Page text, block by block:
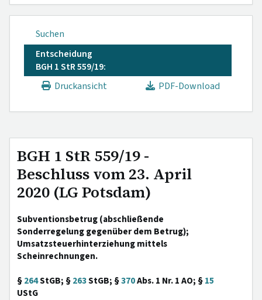
Suchen
Entscheidung
BGH 1 StR 559/19:
Druckansicht
PDF-Download
BGH 1 StR 559/19 -
Beschluss vom 23. April
2020 (LG Potsdam)
Subventionsbetrug (abschließende
Sonderregelung gegenüber dem Betrug);
Umsatzsteuerhinterziehung mittels
Scheinrechnungen.
§264StGB; §263StGB; §370Abs. 1 Nr. 1 AO; §15
UStG